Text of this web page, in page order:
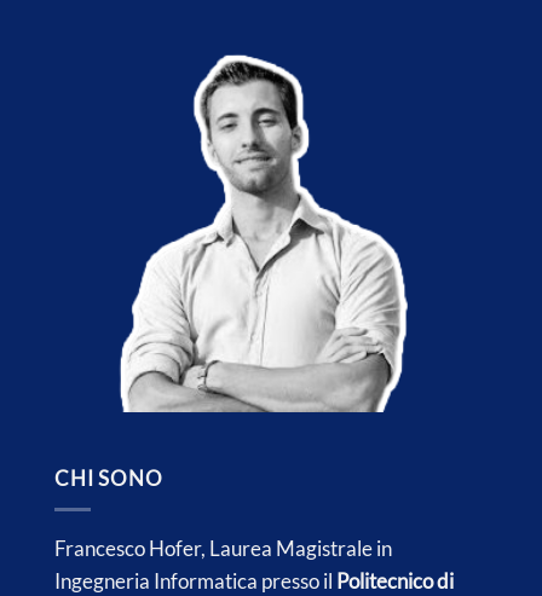
CHI SONO
Francesco Hofer, Laurea Magistrale in
Ingegneria Informatica presso il Politecnico di